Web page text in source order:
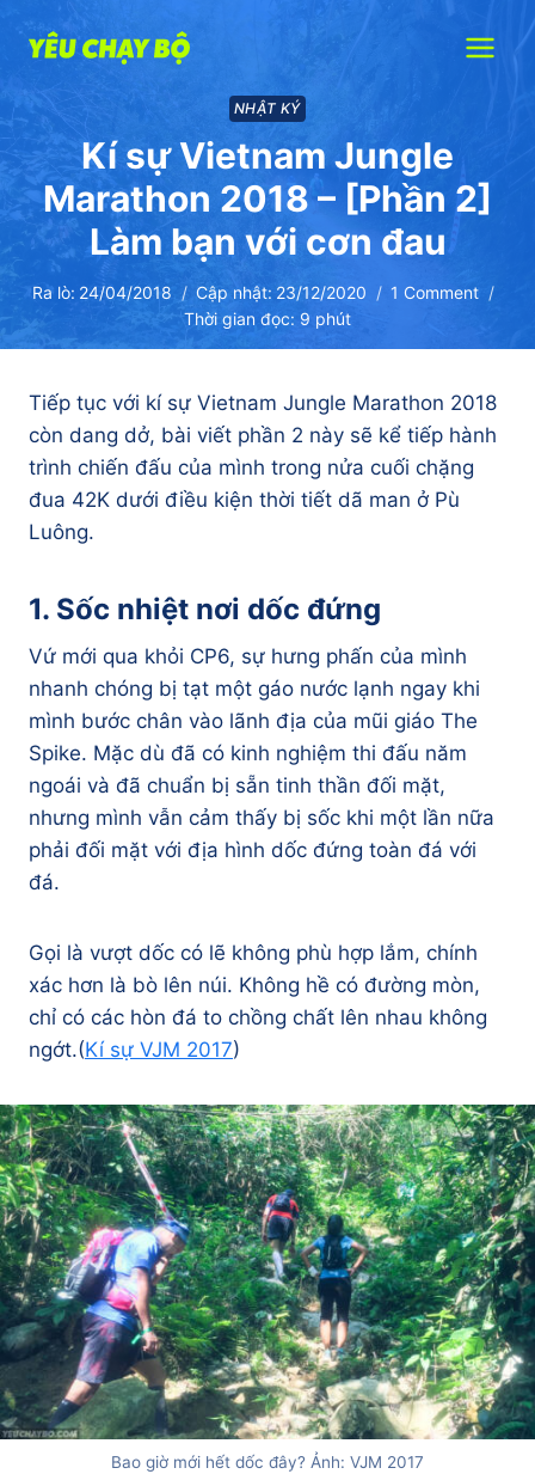
NHẬT KÝ
Kí sự Vietnam Jungle
Marathon 2018 – [Phần 2]
Làm bạn với cơn đau
Ra lò: 24/04/2018 Cập nhật: 23/12/2020
1 Comment
Thời gian đọc: 9 phút
Tiếp tục với kí sự Vietnam Jungle Marathon 2018
còn dang dở, bài viết phần 2 này sẽ kể tiếp hành
trình chiến đấu của mình trong nửa cuối chặng
đua 42K dưới điều kiện thời tiết dã man ở Pù
Luông.
1. Sốc nhiệt nơi dốc đứng
Vứ mới qua khỏi CP6, sự hưng phấn của mình
nhanh chóng bị tạt một gáo nước lạnh ngay khi
mình bước chân vào lãnh địa của mũi giáo The
Spike. Mặc dù đã có kinh nghiệm thi đấu năm
ngoái và đã chuẩn bị sẵn tinh thần đối mặt,
nhưng mình vẫn cảm thấy bị sốc khi một lần nữa
phải đối mặt với địa hình dốc đứng toàn đá với
đá.
Gọi là vượt dốc có lẽ không phù hợp lắm, chính
xác hơn là bò lên núi. Không hề có đường mòn,
chỉ có các hòn đá to chồng chất lên nhau không
ngớt.(Kí sự VJM 2017)
Bao giờ mới hết dốc đây? Ảnh: VJM 2017